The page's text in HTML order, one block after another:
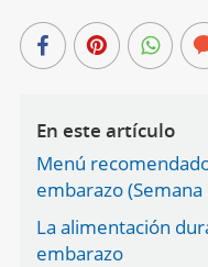
En este artículo
Menú
embarazo (Semana
La alimentación
embarazo